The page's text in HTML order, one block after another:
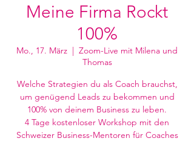
Meine Firma Rockt
100%
Mo., 17. März
  |
Zoom-Live mit Milena und
Thomas
Welche Strategien du als Coach brauchst,
um genügend Leads zu bekommen und
100% von deinem Business zu leben.
4 Tage kostenloser Workshop mit den
Schweizer Business-Mentoren für Coaches